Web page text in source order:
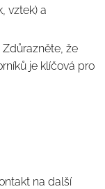
vztek) a
že
je klíčová pro
na další